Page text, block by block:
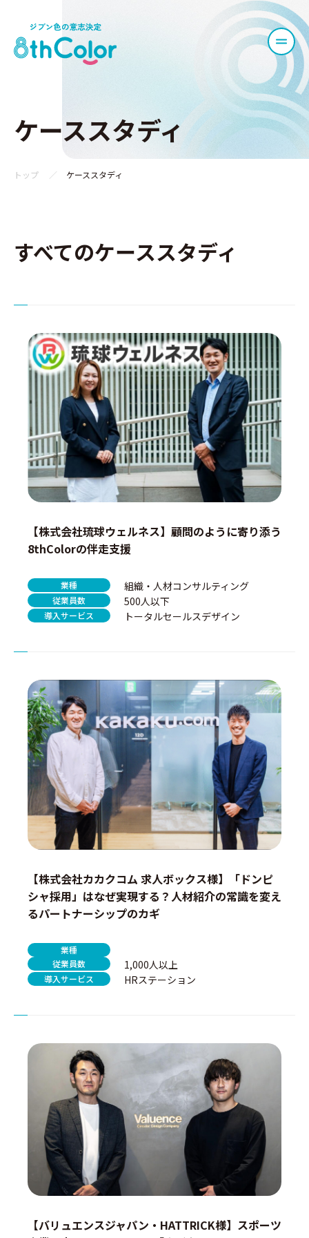
ケーススタディ
トップ ケーススタディ
すべてのケーススタディ
【株式会社琉球ウェルネス】顧問のように寄り添う
8thColorの伴走支援
業種 組織・人材コンサルティング
従業員数 500人以下
導入サービス トータルセールスデザイン
【株式会社カカクコム 求人ボックス様】「ドンピ
シャ採用」はなぜ実現する？人材紹介の常識を変え
るパートナーシップのカギ
業種
従業員数
1,000人以上
導入サービス HRステーション
【バリュエンスジャパン・HATTRICK様】スポーツ